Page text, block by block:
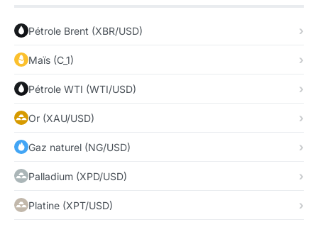
Pétrole Brent (XBR/USD)
Maïs (C_1)
Pétrole WTI (WTI/USD)
Or (XAU/USD)
Gaz naturel (NG/USD)
Palladium (XPD/USD)
Platine (XPT/USD)